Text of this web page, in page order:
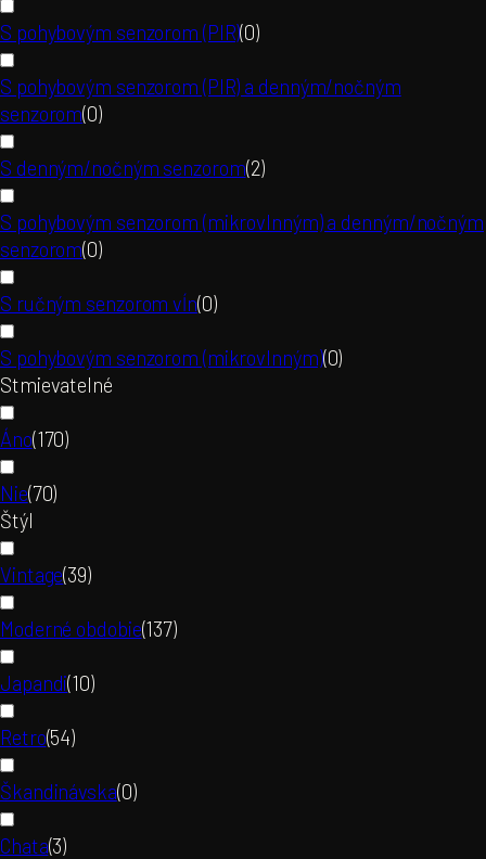
S pohybovým senzorom (PIR)(0)
S pohybovým senzorom (PIR) a denným/nočným
senzorom(0)
S denným/nočným senzorom(2)
S pohybovým senzorom (mikrovlnným) a denným/nočným
senzorom(0)
S ručným senzorom vĺn(0)
S pohybovým senzorom (mikrovlnným)(0)
Stmievatelné
Áno(170)
Nie(70)
Štýl
Vintage(39)
Moderné obdobie(137)
Japandi(10)
Retro(54)
Škandinávska(0)
Chata(3)